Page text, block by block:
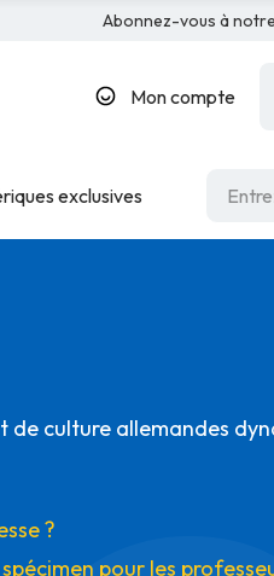
Abonnez-vous à
Mon compte
exclusives
de culture allemandes
?
pour les